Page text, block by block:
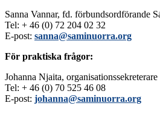
Sanna Vannar, fd. förbundsordförande
Tel: + 46 (0) 72 204 02 32
E-post: sanna@saminuorra.org
För praktiska frågor:
Johanna Njaita, organisationssekreterare
Tel: + 46 (0) 70 525 46 08
E-post: johanna@saminuorra.org